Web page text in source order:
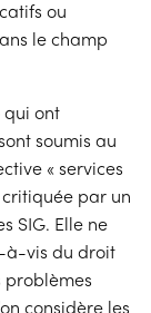
ou
le champ
qui ont
soumis au
« services
par un
SIG. Elle ne
à-vis du droit
problèmes
considère les